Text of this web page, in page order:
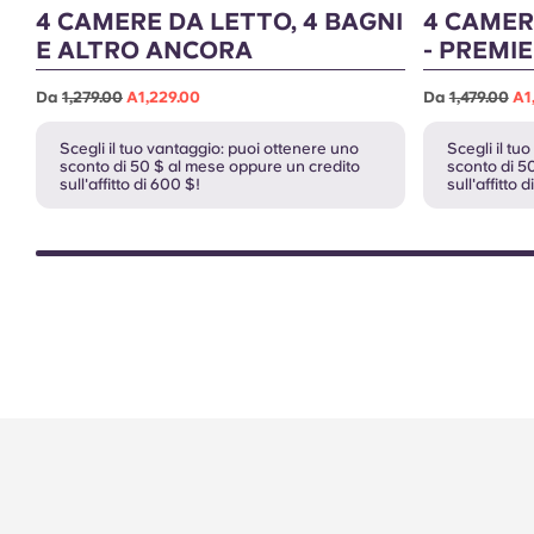
4 CAMERE DA LETTO, 4 BAGNI
E ALTRO ANCORA
Da 1,279.00 A1,229.00
Scegli il tuo vantaggio: puoi ottenere uno
sconto di 50 $ al mese oppure un credito
sull'affitto di 600 $!
4
-
Da1,479.00
Scegli il
sconto di
sull'affitto